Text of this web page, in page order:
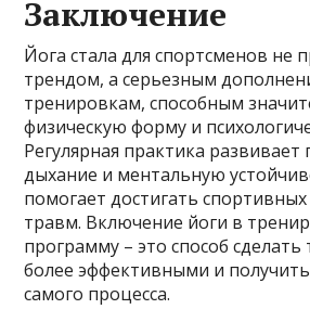
Заключение
Йога стала для спортсменов не
трендом, а серьезным
тренировкам, способным
физическую форму и
Регулярная практика развивает
дыхание и ментальную
помогает достигать
травм. Включение йоги в
программу – это способ
более эффективными и
самого процесса.